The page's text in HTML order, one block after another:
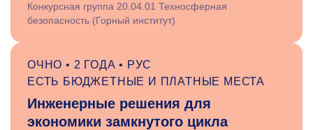
Конкурсная группа 20.04.01 Техносферная
безопасность (Горный институт)
ОЧНО • 2 ГОДА • РУС
ЕСТЬ БЮДЖЕТНЫЕ И ПЛАТНЫЕ МЕСТА
Инженерные решения для
экономики замкнутого цикла